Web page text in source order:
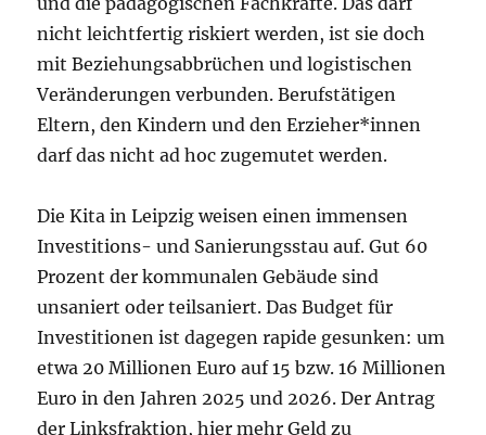
nicht leichtfertig riskiert werden, ist sie doch
mit Beziehungsabbrüchen und logistischen
Veränderungen verbunden. Berufstätigen
Eltern, den Kindern und den Erzieher*innen
darf das nicht ad hoc zugemutet werden.
Die Kita in Leipzig weisen einen immensen
Investitions- und Sanierungsstau auf. Gut 60
Prozent der kommunalen Gebäude sind
unsaniert oder teilsaniert. Das Budget für
Investitionen ist dagegen rapide gesunken: um
etwa 20 Millionen Euro auf 15 bzw. 16 Millionen
Euro in den Jahren 2025 und 2026. Der Antrag
der Linksfraktion, hier mehr Geld zu